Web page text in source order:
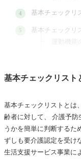
基本チェックリ
基本チェックリ
運動機能
口腔機能
認知機能
うつ病の
基本チェックリ
基本チェックリスト
基本チェックリストとは
齢者に対して、 介護予
うかを簡単に判断するた
ずしも要介護認定を受け
生活支援サービス事業に